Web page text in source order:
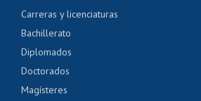
Carreras y licenciaturas
Bachillerato
Diplomados
Doctorados
Magísteres